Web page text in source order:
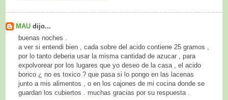
MAU dijo...
buenas noches .
a ver si entendi bien , cada sobre del acido contiene 25 gramos ,
por lo tanto deberia usar la misma cantidad de azucar , para
expolvorear por los lugares que yo deseo de la casa , el acido
borico ¿ no es toxico ? que pasa si lo pongo en las lacenas
junto a mis alimentos , o en los cajones de mi cocina donde se
guardan los cubiertos . muchas gracias por su respuesta .